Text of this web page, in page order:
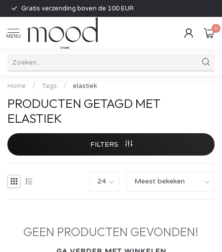
Gratis verzending boven de 100 EUR
MENU
0
Home / Tags / elastiek
PRODUCTEN GETAGD MET
ELASTIEK
FILTERS
GEEN PRODUCTEN GEVONDEN!